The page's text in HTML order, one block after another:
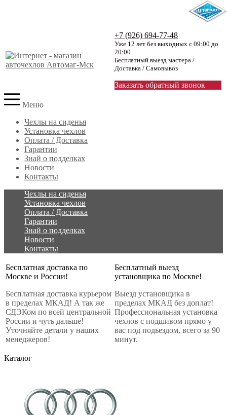
+7 (926) 694-77-48
Уже 12 лет без выходных с 09:00 до
20:00
Бесплатный выезд мастера /
Доставка / Самовывоз
Заказать обратный звонок
Меню
Чехлы на сиденья
Установка чехлов
Оплата / Доставка
Гарантии
Знай о подделках
Новости
Контакты
Чехлы на сиденья
Установка чехлов
Оплата / Доставка
Гарантии
Знай о подделках
Новости
Контакты
Бесплатная доставка по
Москве и России!
Бесплатная доставка курьером
в пределах МКАД! А так же
СДЭКом по всей центральной
России и чуть дальше!
Уточняйте детали у наших
менеджеров!
Бесплатный выезд
установщика по Москве!
Выезд установщика в
пределах МКАД без доплат!
Профессиональная установка
чехлов с подшивом прямо у
вас под подьездом, всего за 90
минут.
Каталог